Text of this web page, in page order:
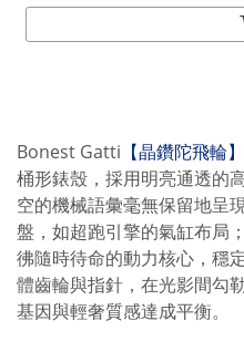
Bonest Gatti 【晶鑽陀飛輪】
桶形錶殼，採用明亮通透的
空的機械語彙毫無保留地呈
盤，如超跑引擎的氣缸布局
彿隨時待命的動力核心，穩
體齒輪與指針，在光影間勾
基因與輕奢質感達成平衡。